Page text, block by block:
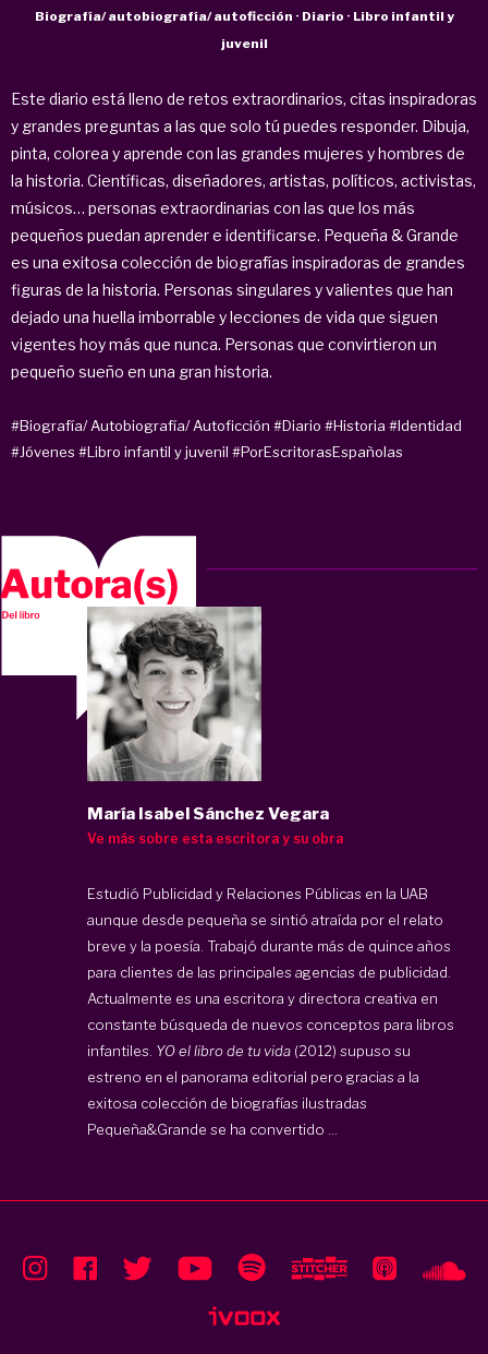
Biografía/ autobiografía/ autoficción · Diario · Libro infantil y
juvenil
Este diario está lleno de retos extraordinarios, citas inspiradoras
y grandes preguntas a las que solo tú puedes responder. Dibuja,
pinta, colorea y aprende con las grandes mujeres y hombres de
la historia. Científicas, diseñadores, artistas, políticos, activistas,
músicos… personas extraordinarias con las que los más
pequeños puedan aprender e identificarse. Pequeña & Grande
es una exitosa colección de biografías inspiradoras de grandes
figuras de la historia. Personas singulares y valientes que han
dejado una huella imborrable y lecciones de vida que siguen
vigentes hoy más que nunca. Personas que convirtieron un
pequeño sueño en una gran historia.
#Biografía/ Autobiografía/ Autoficción #Diario #Historia #Identidad
#Jóvenes #Libro infantil y juvenil #PorEscritorasEspañolas
María Isabel Sánchez Vegara
Ve más sobre esta escritora y su obra
Estudió Publicidad y Relaciones Públicas en la UAB
aunque desde pequeña se sintió atraída por el relato
breve y la poesía. Trabajó durante más de quince años
para clientes de las principales agencias de publicidad.
Actualmente es una escritora y directora creativa en
constante búsqueda de nuevos conceptos para libros
infantiles. YO el libro de tu vida (2012) supuso su
estreno en el panorama editorial pero gracias a la
exitosa colección de biografías ilustradas
Pequeña&Grande se ha convertido ...